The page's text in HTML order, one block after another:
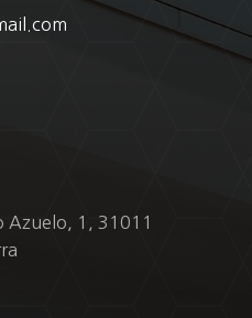
Azuelo, 1, 31011